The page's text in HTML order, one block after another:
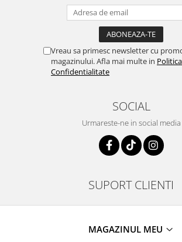
Vreau sa primesc newsletter cu
magazinului. Afla mai multe in
Confidentialitate
SOCIAL
Urmareste-ne in social media
SUPORT CLIENTI
MAGAZINUL MEU